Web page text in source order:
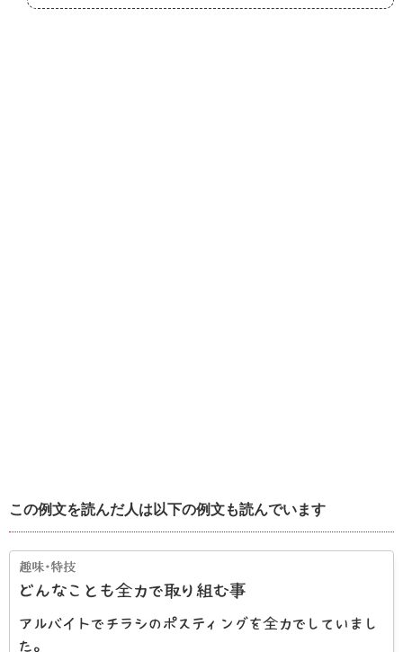
この例文を読んだ人は以下の例文も読んでいます
どんなことも全力で取り組む事
アルバイトでチラシのポスティングを全力でしていまし
た。